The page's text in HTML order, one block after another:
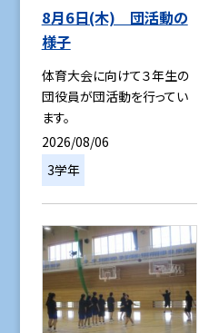
8月6日(木) 団活動の
様子
体育大会に向けて３年生の
団役員が団活動を行ってい
ます。
2026/08/06
3学年